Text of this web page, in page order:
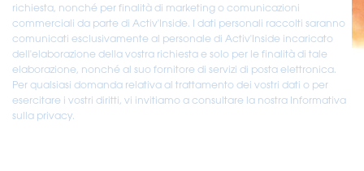
richiesta, nonché per finalità di marketing o comunicazioni
commerciali da parte di Activ'Inside. I dati personali raccolti saranno
comunicati esclusivamente al personale di Activ'Inside incaricato
dell'elaborazione della vostra richiesta e solo per le finalità di tale
elaborazione, nonché al suo fornitore di servizi di posta elettronica.
Per qualsiasi domanda relativa al trattamento dei vostri dati o per
esercitare i vostri diritti, vi invitiamo a consultare la nostra Informativa
sulla privacy.